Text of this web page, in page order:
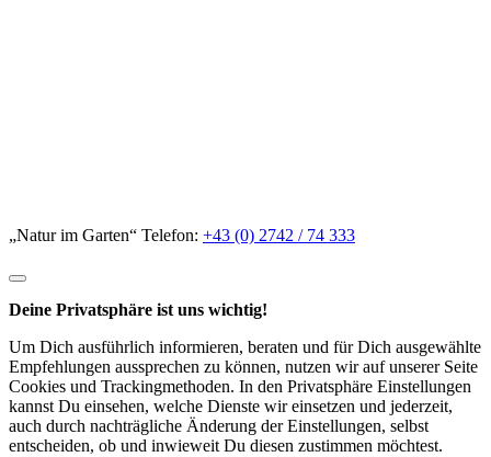
„Natur im Garten“ Telefon: +43 (0) 2742 / 74 333
Deine Privatsphäre ist uns wichtig!
Um Dich ausführlich informieren, beraten und für Dich ausgewählte
Empfehlungen aussprechen zu können, nutzen wir auf unserer Seite
Cookies und Trackingmethoden. In den Privatsphäre Einstellungen
kannst Du einsehen, welche Dienste wir einsetzen und jederzeit,
auch durch nachträgliche Änderung der Einstellungen, selbst
entscheiden, ob und inwieweit Du diesen zustimmen möchtest.